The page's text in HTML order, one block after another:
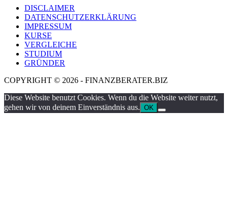
DISCLAIMER
DATENSCHUTZERKLÄRUNG
IMPRESSUM
KURSE
VERGLEICHE
STUDIUM
GRÜNDER
COPYRIGHT © 2026 - FINANZBERATER.BIZ
Diese Website benutzt Cookies. Wenn du die Website weiter nutzt,
gehen wir von deinem Einverständnis aus. OK